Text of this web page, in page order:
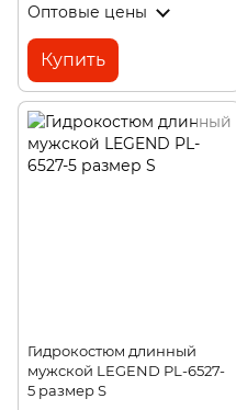
Оптовые цены
Купить
Гидрокостюм длинный
мужской LEGEND PL-6527-
5 размер S